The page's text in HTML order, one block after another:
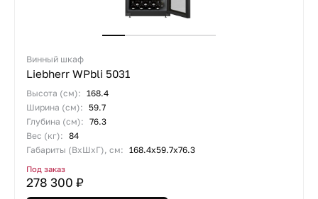
Винный шкаф
Liebherr WPbli 5031
Высота (см): 168.4
Ширина (см): 59.7
Глубина (см): 76.3
Вес (кг): 84
Габариты (ВхШхГ), см: 168.4х59.7х76.3
Под заказ
278 300 ₽